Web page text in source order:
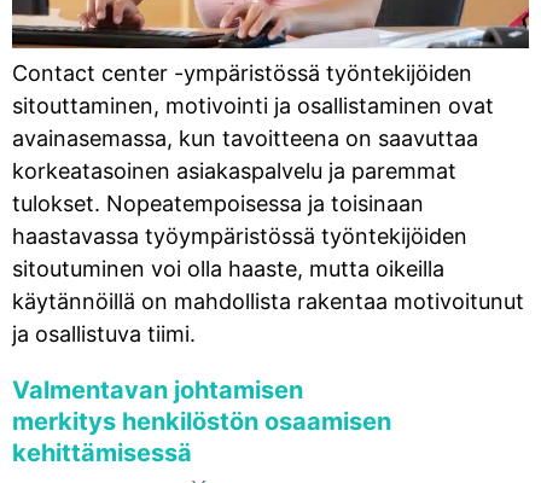
Contact center -ympäristössä työntekijöiden
sitouttaminen, motivointi ja osallistaminen ovat
avainasemassa, kun tavoitteena on saavuttaa
korkeatasoinen asiakaspalvelu ja paremmat
tulokset. Nopeatempoisessa ja toisinaan
haastavassa työympäristössä työntekijöiden
sitoutuminen voi olla haaste, mutta oikeilla
käytännöillä on mahdollista rakentaa motivoitunut
ja osallistuva tiimi.
Valmentavan johtamisen
merkitys henkilöstön osaamisen
kehittämisessä